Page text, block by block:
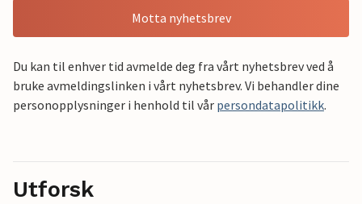
Motta nyhetsbrev
Du kan til enhver tid avmelde deg fra vårt nyhetsbrev ved å
bruke avmeldingslinken i vårt nyhetsbrev. Vi behandler dine
personopplysninger i henhold til vår persondatapolitikk.
Utforsk